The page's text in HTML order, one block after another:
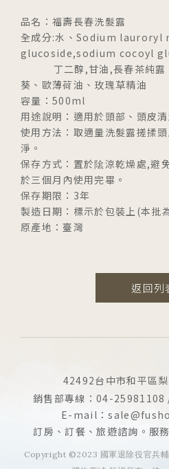
品名：福壽長春洗髮露
全成分:水、Sodium
glucoside,sodium cocoyl
丁二醇,甘油,長春茶純露、
葵、歐薄荷油、玫瑰草精油
容量：500ml
用途說明：適用於頭部、頭皮
使用方法：取適量洗髮露搓揉
淨。
保存方式：置於隂涼乾燥處,避
於三個月內使用完畢。
保存期限：3年
製造日期：標示於包裝上(本批
原產地：臺灣
返回列
42492台中市和平區
銷售部專線：04-25981108
E-mail：
訂房、訂餐、旅遊諮詢。服
Copyright ©2023 國軍退除役官兵輔